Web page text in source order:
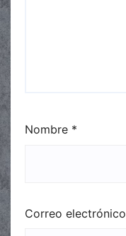
Nombre *
Correo electrónico